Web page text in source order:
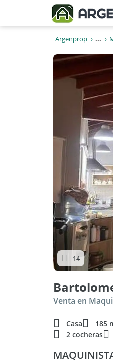
Argenprop ...
14
Venta en
Casa 185
2 cocheras